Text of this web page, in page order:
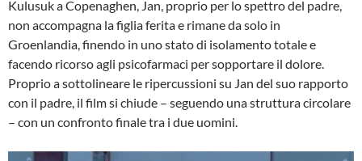
Kulusuk a Copenaghen, Jan, proprio per lo spettro del padre,
non accompagna la figlia ferita e rimane da solo in
Groenlandia, finendo in uno stato di isolamento totale e
facendo ricorso agli psicofarmaci per sopportare il dolore.
Proprio a sottolineare le ripercussioni su Jan del suo rapporto
con il padre, il film si chiude – seguendo una struttura circolare
– con un confronto finale tra i due uomini.